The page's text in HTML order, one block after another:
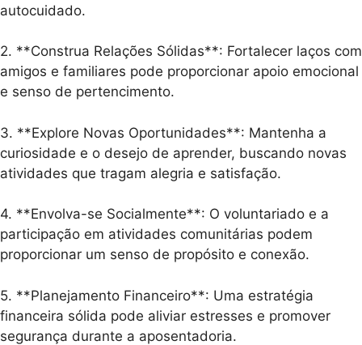
autocuidado.
2. **Construa Relações Sólidas**: Fortalecer laços com
amigos e familiares pode proporcionar apoio emocional
e senso de pertencimento.
3. **Explore Novas Oportunidades**: Mantenha a
curiosidade e o desejo de aprender, buscando novas
atividades que tragam alegria e satisfação.
4. **Envolva-se Socialmente**: O voluntariado e a
participação em atividades comunitárias podem
proporcionar um senso de propósito e conexão.
5. **Planejamento Financeiro**: Uma estratégia
financeira sólida pode aliviar estresses e promover
segurança durante a aposentadoria.